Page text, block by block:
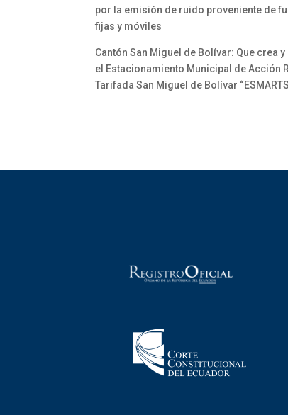
por la emisión de ruido proveniente de
fijas y móviles
Cantón San Miguel de Bolívar: Que crea
el Estacionamiento Municipal de Acción
Tarifada San Miguel de Bolívar